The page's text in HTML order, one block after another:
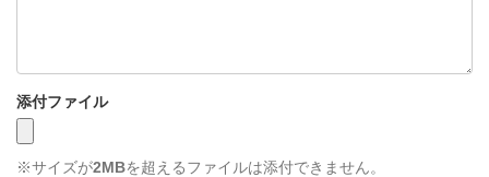
添付ファイル
※サイズが2MBを超えるファイルは添付できません。